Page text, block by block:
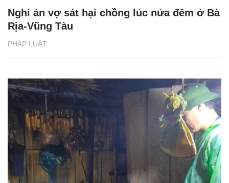
PHÁP LUẬT
Nghi án vợ sát hại chồng lúc nửa đêm ở Bà
Rịa-Vũng Tàu